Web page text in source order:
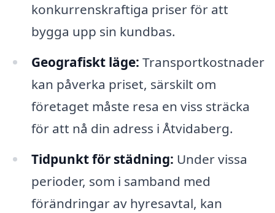
konkurrenskraftiga priser för att
bygga upp sin kundbas.
Geografiskt läge: Transportkostnader
kan påverka priset, särskilt om
företaget måste resa en viss sträcka
för att nå din adress i Åtvidaberg.
Tidpunkt för städning: Under vissa
perioder, som i samband med
förändringar av hyresavtal, kan